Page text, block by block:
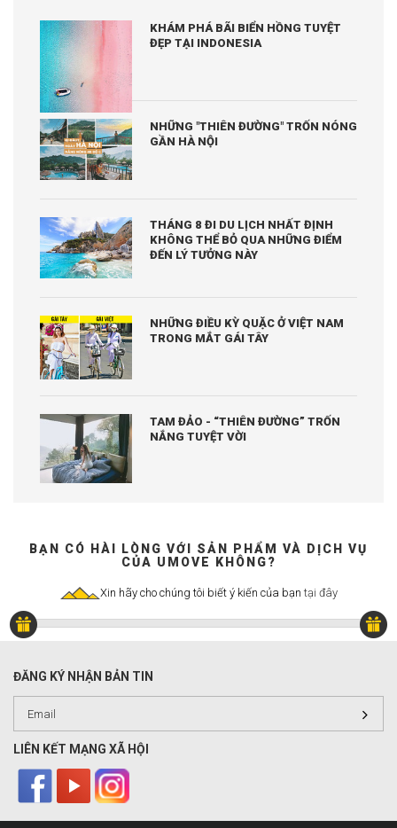
KHÁM PHÁ BÃI BIỂN HỒNG TUYỆT
ĐẸP TẠI INDONESIA
NHỮNG "THIÊN ĐƯỜNG" TRỐN NÓNG
GẦN HÀ NỘI
THÁNG 8 ĐI DU LỊCH NHẤT ĐỊNH
KHÔNG THỂ BỎ QUA NHỮNG ĐIỂM
ĐẾN LÝ TƯỞNG NÀY
NHỮNG ĐIỀU KỲ QUẶC Ở VIỆT NAM
TRONG MẮT GÁI TÂY
TAM ĐẢO - “THIÊN ĐƯỜNG” TRỐN
NẮNG TUYỆT VỜI
BẠN CÓ HÀI LÒNG VỚI SẢN PHẨM VÀ DỊCH VỤ
CỦA UMOVE KHÔNG?
Xin hãy cho chúng tôi biết ý kiến của bạn tại đây
ĐĂNG KÝ NHẬN BẢN TIN
LIÊN KẾT MẠNG XÃ HỘI